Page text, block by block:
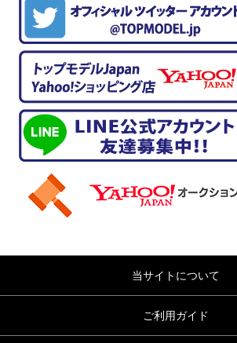
当サイトについて
ご利用ガイド